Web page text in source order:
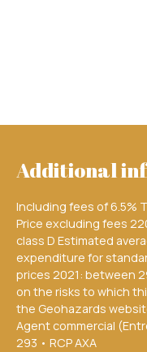
Additional
Including fees of 6.5%
Price excluding fees
class D Estimated
expenditure for
prices 2021: between
on the risks to which
the Geohazards
Agent commercial
293 • RCP AXA